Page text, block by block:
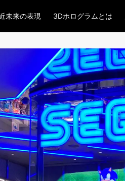
未来の表現 3Dホログラムとは